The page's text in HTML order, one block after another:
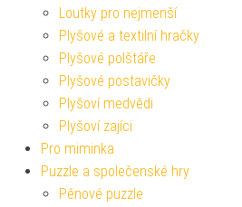
Loutky pro nejmenší
Plyšové a textilní hračky
Plyšové polštáře
Plyšové postavičky
Plyšoví medvědi
Plyšoví zajíci
Pro miminka
Puzzle a společenské hry
Pěnové puzzle